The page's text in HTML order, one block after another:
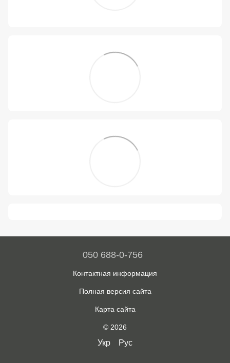
050 688-0-756
Контактная информация
Полная версия сайта
Карта сайта
© 2026
Укр Рус